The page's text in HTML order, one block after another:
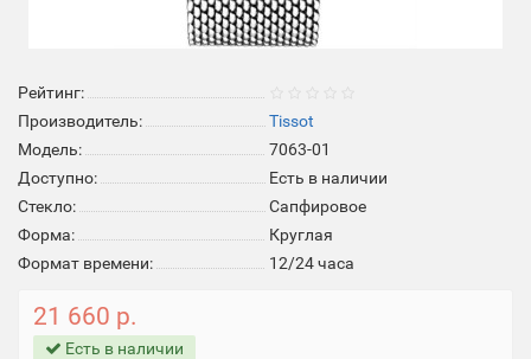
Рейтинг:
Производитель:
Tissot
Модель:
7063-01
Доступно:
Есть в наличии
Стекло:
Cапфировое
Форма:
Круглая
Формат времени:
12/24 часа
21 660 р.
Есть в наличии